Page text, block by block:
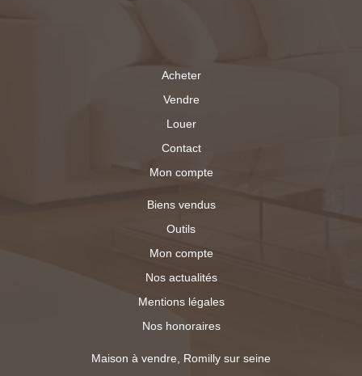
Acheter
Vendre
Louer
Contact
Mon compte
Biens vendus
Outils
Mon compte
Nos actualités
Mentions légales
Nos honoraires
Maison à vendre, Romilly sur seine